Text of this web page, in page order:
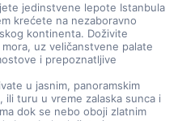
jedinstvene lepote Istanbula
krećete na nezaboravno
kontinenta. Doživite
uz veličanstvene palate
i prepoznatljive
u jasnim, panoramskim
ili turu u vreme zalaska sunca i
dok se nebo oboji zlatnim